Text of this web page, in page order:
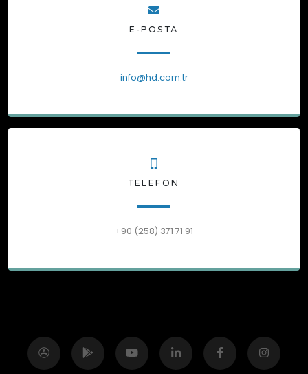
E-POSTA
info@hd.com.tr
TELEFON
+90 (258) 371 71 91